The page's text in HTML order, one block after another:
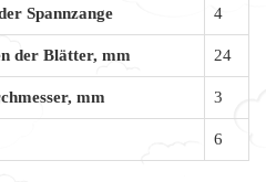
Spannzange 4
der Blätter, mm 24
mm 3
6